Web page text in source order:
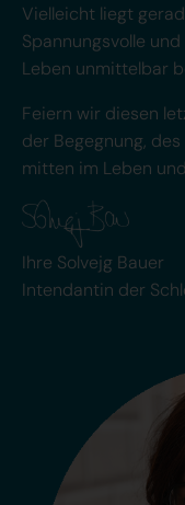
Vielleicht liegt
Spannungsvolle
Leben unmittelbar
Feiern wir diesen
der Begegnung,
mitten im Leben
Ihre Solvejg Bauer
Intendantin der